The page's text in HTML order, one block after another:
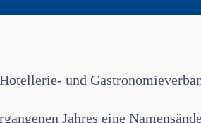
und
Jahres eine